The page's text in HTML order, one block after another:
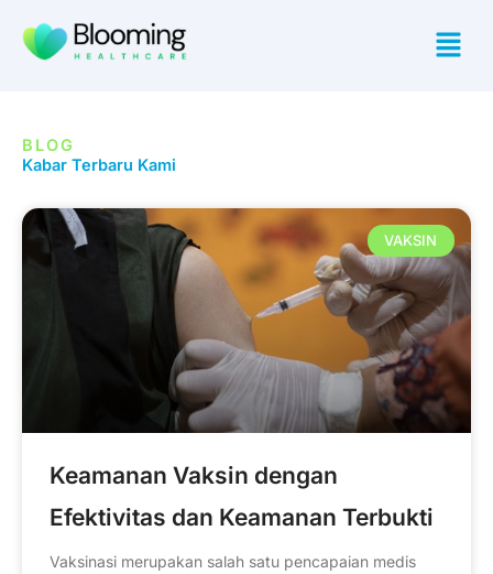
Menu
BLOG
Kabar Terbaru Kami
VAKSIN
Keamanan Vaksin dengan
Efektivitas dan Keamanan Terbukti
Vaksinasi merupakan salah satu pencapaian medis